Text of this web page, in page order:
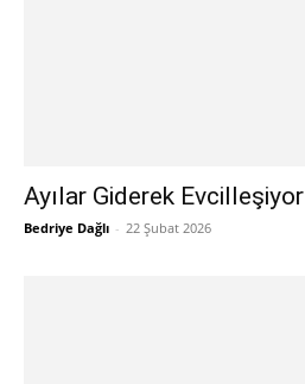
Ayılar Giderek Evcilleşiyor
Bedriye Dağlı - 22 Şubat 2026